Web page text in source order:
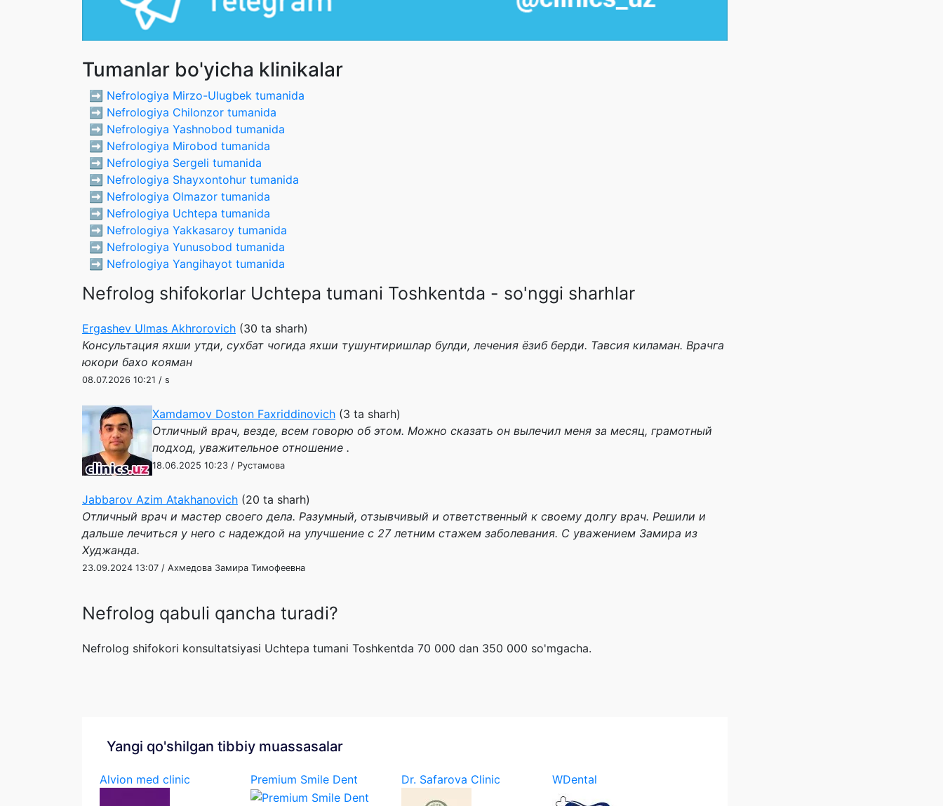
Tumanlar bo'yicha klinikalar
➡️ Nefrologiya Mirzo-Ulugbek tumanida
➡️ Nefrologiya Chilonzor tumanida
➡️ Nefrologiya Yashnobod tumanida
➡️ Nefrologiya Mirobod tumanida
➡️ Nefrologiya Sergeli tumanida
➡️ Nefrologiya Shayxontohur tumanida
➡️ Nefrologiya Olmazor tumanida
➡️ Nefrologiya Uchtepa tumanida
➡️ Nefrologiya Yakkasaroy tumanida
➡️ Nefrologiya Yunusobod tumanida
➡️ Nefrologiya Yangihayot tumanida
Nefrolog shifokorlar Uchtepa tumani Toshkentda - so'nggi sharhlar
Ergashev Ulmas Akhrorovich (30 ta sharh)
Консультация яхши утди, сухбат чогида яхши тушунтиришлар булди, лечения ёзиб берди. Тавсия киламан. Врачга
юкори бахо кояман
08.07.2026 10:21 / s
Xamdamov Doston Faxriddinovich (3 ta sharh)
Отличный врач, везде, всем говорю об этом. Можно сказать он вылечил меня за месяц, грамотный
подход, уважительное отношение .
18.06.2025 10:23 / Рустамова
Jabbarov Azim Atakhanovich (20 ta sharh)
Отличный врач и мастер своего дела. Разумный, отзывчивый и ответственный к своему долгу врач. Решили и
дальше лечиться у него с надеждой на улучшение с 27 летним стажем заболевания. С уважением Замира из
Худжанда.
23.09.2024 13:07 / Ахмедова Замира Тимофеевна
Nefrolog qabuli qancha turadi?
Nefrolog shifokori konsultatsiyasi Uchtepa tumani Toshkentda 70 000 dan 350 000 so'mgacha.
Yangi qo'shilgan tibbiy muassasalar
Alvion med clinic Premium Smile Dent Dr. Safarova Clinic WDental